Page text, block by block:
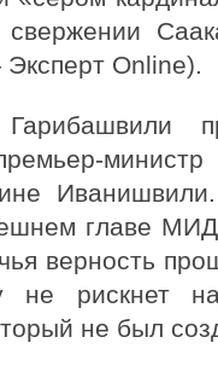
Online).
главе
чья верность
не рискнет
не был